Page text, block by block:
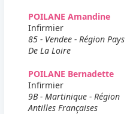
POILANE Amandine
Infirmier
85 - Vendee - Région Pays
De La Loire
POILANE Bernadette
Infirmier
9B - Martinique - Région
Antilles Françaises